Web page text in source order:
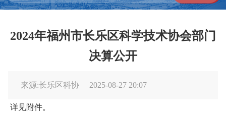
2024年福州市长乐区科学技术协会部门
决算公开
来源:长乐区科协 2025-08-27 20:07
详见附件。